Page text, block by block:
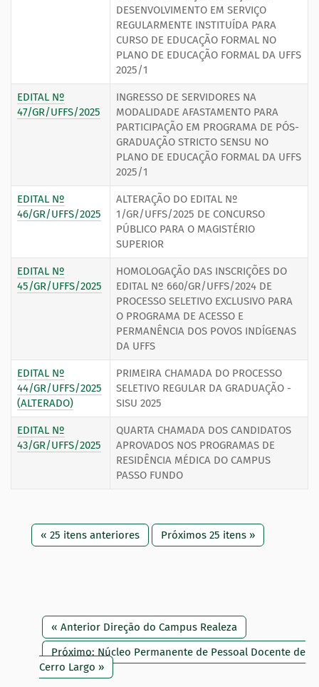
DESENVOLVIMENTO EM SERVIÇO
REGULARMENTE INSTITUÍDA PARA
CURSO DE EDUCAÇÃO FORMAL NO
PLANO DE EDUCAÇÃO FORMAL DA UFFS
2025/1
EDITAL Nº
47/GR/UFFS/2025
INGRESSO DE SERVIDORES NA
MODALIDADE AFASTAMENTO PARA
PARTICIPAÇÃO EM PROGRAMA DE PÓS-
GRADUAÇÃO STRICTO SENSU NO
PLANO DE EDUCAÇÃO FORMAL DA UFFS
2025/1
EDITAL Nº
46/GR/UFFS/2025
ALTERAÇÃO DO EDITAL Nº
1/GR/UFFS/2025 DE CONCURSO
PÚBLICO PARA O MAGISTÉRIO
SUPERIOR
EDITAL Nº
45/GR/UFFS/2025
HOMOLOGAÇÃO DAS INSCRIÇÕES DO
EDITAL Nº 660/GR/UFFS/2024 DE
PROCESSO SELETIVO EXCLUSIVO PARA
O PROGRAMA DE ACESSO E
PERMANÊNCIA DOS POVOS INDÍGENAS
DA UFFS
EDITAL Nº
44/GR/UFFS/2025
(ALTERADO)
PRIMEIRA CHAMADA DO PROCESSO
SELETIVO REGULAR DA GRADUAÇÃO -
SISU 2025
EDITAL Nº
43/GR/UFFS/2025
QUARTA CHAMADA DOS CANDIDATOS
APROVADOS NOS PROGRAMAS DE
RESIDÊNCIA MÉDICA DO CAMPUS
PASSO FUNDO
« 25 itens anteriores Próximos 25 itens »
« Anterior Direção do Campus Realeza
Próximo: Núcleo Permanente de Pessoal Docente de
Cerro Largo »